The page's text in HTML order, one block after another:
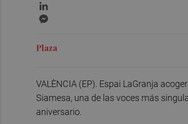
Plaza
VALÈNCIA (EP). Espai LaGranja
Siamesa, una de las voces más
aniversario.